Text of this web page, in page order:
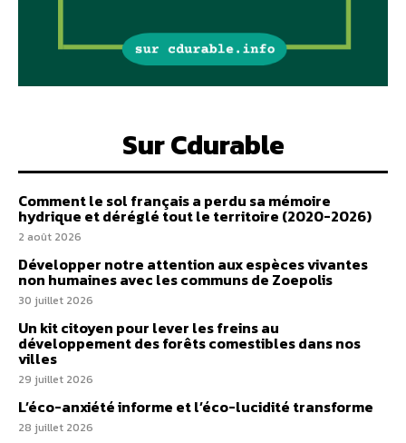
Sur Cdurable
Comment le sol français a perdu sa mémoire
hydrique et déréglé tout le territoire (2020-2026)
2 août 2026
Développer notre attention aux espèces vivantes
non humaines avec les communs de Zoepolis
30 juillet 2026
Un kit citoyen pour lever les freins au
développement des forêts comestibles dans nos
villes
29 juillet 2026
L’éco-anxiété informe et l’éco-lucidité transforme
28 juillet 2026